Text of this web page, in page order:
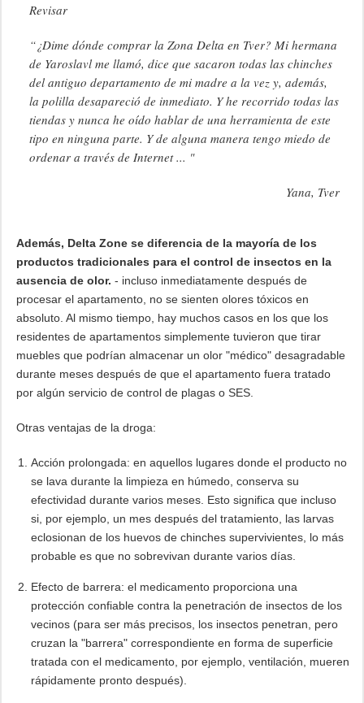
Revisar
“¿Dime dónde comprar la Zona Delta en Tver? Mi hermana
de Yaroslavl me llamó, dice que sacaron todas las chinches
del antiguo departamento de mi madre a la vez y, además,
la polilla desapareció de inmediato. Y he recorrido todas las
tiendas y nunca he oído hablar de una herramienta de este
tipo en ninguna parte. Y de alguna manera tengo miedo de
ordenar a través de Internet ... "
Yana, Tver
Además, Delta Zone se diferencia de la mayoría de los
productos tradicionales para el control de insectos en la
ausencia de olor. - incluso inmediatamente después de
procesar el apartamento, no se sienten olores tóxicos en
absoluto. Al mismo tiempo, hay muchos casos en los que los
residentes de apartamentos simplemente tuvieron que tirar
muebles que podrían almacenar un olor "médico" desagradable
durante meses después de que el apartamento fuera tratado
por algún servicio de control de plagas o SES.
Otras ventajas de la droga:
Acción prolongada: en aquellos lugares donde el producto no
se lava durante la limpieza en húmedo, conserva su
efectividad durante varios meses. Esto significa que incluso
si, por ejemplo, un mes después del tratamiento, las larvas
eclosionan de los huevos de chinches supervivientes, lo más
probable es que no sobrevivan durante varios días.
Efecto de barrera: el medicamento proporciona una
protección confiable contra la penetración de insectos de los
vecinos (para ser más precisos, los insectos penetran, pero
cruzan la "barrera" correspondiente en forma de superficie
tratada con el medicamento, por ejemplo, ventilación, mueren
rápidamente pronto después).